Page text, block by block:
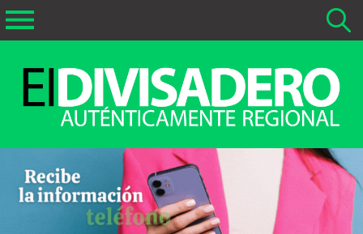
La fecha más antigua por defecto que se buscará es 01-05-
Buscar notas anteriores a 01-05-2026